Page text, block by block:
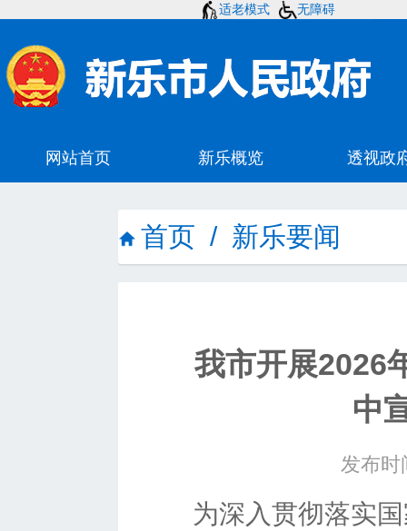
适老模式 无障碍
首页 / 新乐要闻
我市开展2026
中
发布时
为深入贯彻落实